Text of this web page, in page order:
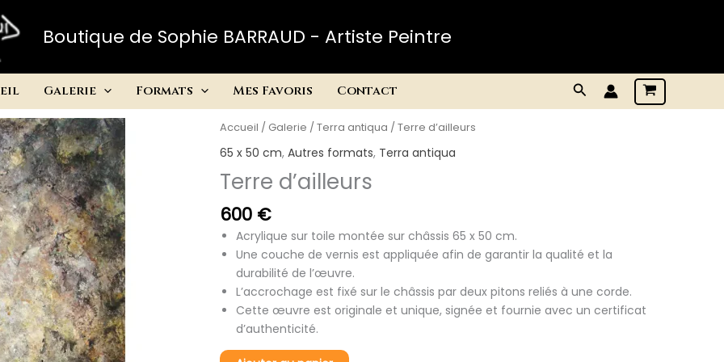
Boutique de Sophie BARRAUD - Artiste Peintre
Galerie Formats Mes Favoris Contact Rechercher
Accueil / Galerie / Terra antiqua / Terre d’ailleurs
65 x 50 cm, Autres formats, Terra antiqua
Terre d’ailleurs
600 €
Acrylique sur toile montée sur châssis 65 x 50 cm.
Une couche de vernis est appliquée afin de garantir la qualité et la
durabilité de l’œuvre.
L’accrochage est fixé sur le châssis par deux pitons reliés à une corde.
Cette œuvre est originale et unique, signée et fournie avec un certificat
d’authenticité.
quantité